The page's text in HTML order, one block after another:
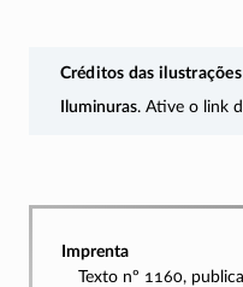
Créditos das ilustrações
Iluminuras. Ative o link
Imprenta
Texto nº 1160,